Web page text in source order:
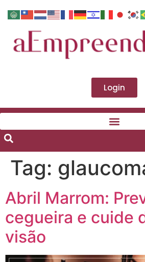
Login
Tag:
Abril Marrom:
cegueira e cuide
visão